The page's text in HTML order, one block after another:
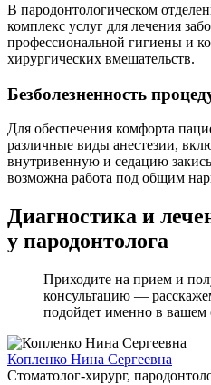
В пародонтологическом
комплекс услуг для лечения
профессиональной гигиены и
хирургических вмешательств.
Безболезненность
Для обеспечения комфорта
различные виды анестезии,
внутривенную и седацию
возможна работа под общим
Диагностика и
у пародонтолога
Приходите на прием и
консультацию —
подойдет именно в вашем
Копленко Нина Сергеевна
Стоматолог-хирург,